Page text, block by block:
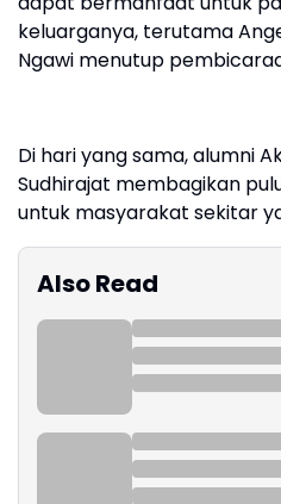
keluarganya, terutama
Ngawi menutup
Di hari yang sama, alumni
Sudhirajat membagikan
untuk masyarakat sekitar
Also Read